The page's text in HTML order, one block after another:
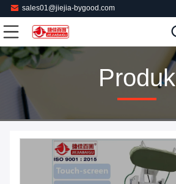
sales01@jiejia-bygood.com
Produk